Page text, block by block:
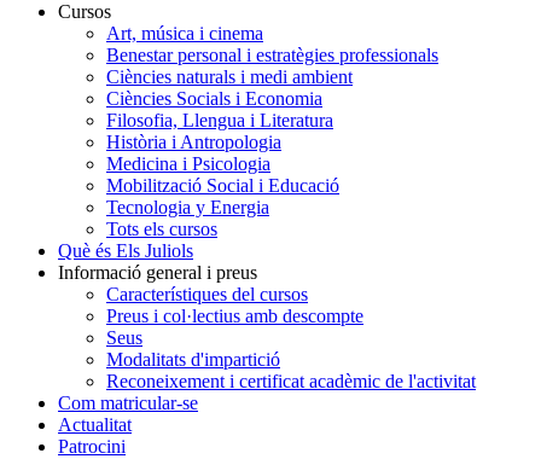
Navegación
principal
Juliols
Cursos
Art, música i cinema
Benestar personal i estratègies professionals
Ciències naturals i medi ambient
Ciències Socials i Economia
Filosofia, Llengua i Literatura
Història i Antropologia
Medicina i Psicologia
Mobilització Social i Educació
Tecnologia y Energia
Tots els cursos
Què és Els Juliols
Informació general i preus
Característiques del cursos
Preus i col·lectius amb descompte
Seus
Modalitats d'impartició
Reconeixement i certificat acadèmic de l'activitat
Com matricular-se
Actualitat
Patrocini